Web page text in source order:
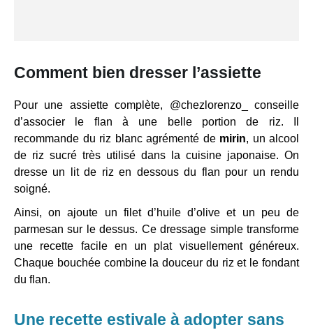
Comment bien dresser l’assiette
Pour une assiette complète, @chezlorenzo_ conseille
d’associer le flan à une belle portion de riz. Il
recommande du riz blanc agrémenté de mirin, un alcool
de riz sucré très utilisé dans la cuisine japonaise. On
dresse un lit de riz en dessous du flan pour un rendu
soigné.
Ainsi, on ajoute un filet d’huile d’olive et un peu de
parmesan sur le dessus. Ce dressage simple transforme
une recette facile en un plat visuellement généreux.
Chaque bouchée combine la douceur du riz et le fondant
du flan.
Une recette estivale à adopter sans